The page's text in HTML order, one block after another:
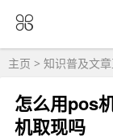
主页 > 知识普及文
怎么用pos
机取现吗